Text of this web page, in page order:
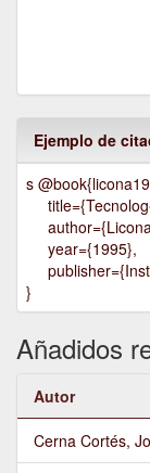
Ejemplo de
s
year={1995},
}
Añadidos
Autor
Cerna Cortés,